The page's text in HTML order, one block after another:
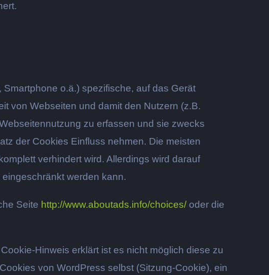
o.ä.) spezifische, auf das Gerät
von Webseiten und damit den Nutzern (z.B.
zu erfassen und sie zwecks
der Cookies Einfluss nehmen. Die meisten
verhindert wird. Allerdings wird darauf
werden kann.
Seite http://www.aboutads.info/choices/ oder die
Hinweis erklärt ist es nicht möglich diese zu
von WordPress selbst (Sitzung-Cookie), ein